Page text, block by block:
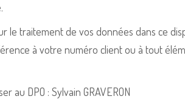
le traitement de vos données dans ce
à votre numéro client ou à tout
au DPO : Sylvain GRAVERON